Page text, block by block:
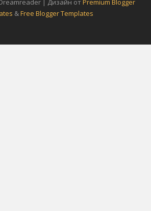
| Дизайн отPremium Blogger
&Free Blogger Templates